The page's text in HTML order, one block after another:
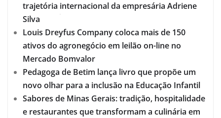
trajetória internacional da empresária Adriene
Silva
Louis Dreyfus Company coloca mais de 150
ativos do agronegócio em leilão on-line no
Mercado Bomvalor
Pedagoga de Betim lança livro que propõe um
novo olhar para a inclusão na Educação Infantil
Sabores de Minas Gerais: tradição, hospitalidade
e restaurantes que transformam a culinária em